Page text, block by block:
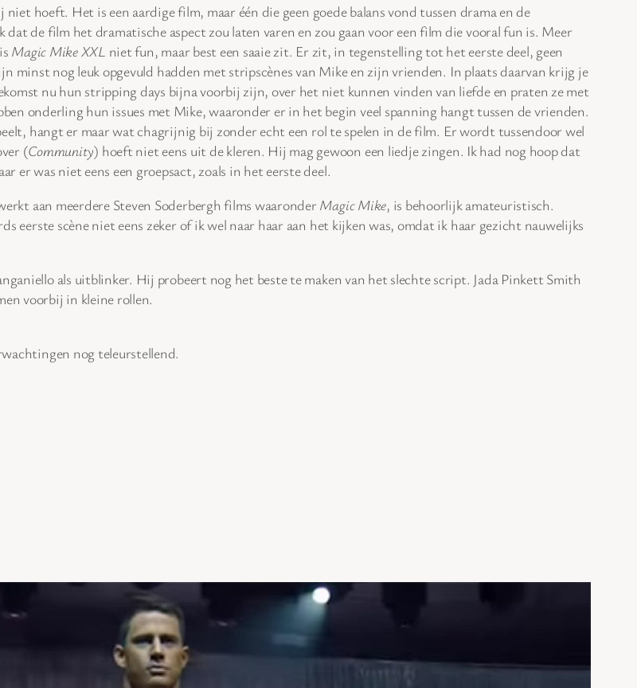
hoeft. Het is een aardige film, maar één die geen goede balans vond tussen drama en de
dat de film het dramatische aspect zou laten varen en zou gaan voor een film die vooral fun is. Meer
Magic Mike XXL niet fun, maar best een saaie zit. Er zit, in tegenstelling tot het eerste deel, geen
minst nog leuk opgevuld hadden met stripscènes van Mike en zijn vrienden. In plaats daarvan krijg je
nu hun stripping days bijna voorbij zijn, over het niet kunnen vinden van liefde en praten ze met
onderling hun issues met Mike, waaronder er in het begin veel spanning hangt tussen de vrienden.
hangt er maar wat chagrijnig bij zonder echt een rol te spelen in de film. Er wordt tussendoor wel
(Community) hoeft niet eens uit de kleren. Hij mag gewoon een liedje zingen. Ik had nog hoop dat
er was niet eens een groepsact, zoals in het eerste deel.
aan meerdere Steven Soderbergh films waaronder Magic Mike, is behoorlijk amateuristisch.
eerste scène niet eens zeker of ik wel naar haar aan het kijken was, omdat ik haar gezicht nauwelijks
als uitblinker. Hij probeert nog het beste te maken van het slechte script. Jada Pinkett Smith
voorbij in kleine rollen.
nog teleurstellend.